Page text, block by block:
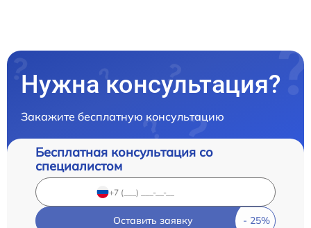
Нужна консультация?
Закажите бесплатную консультацию
Бесплатная консультация со
специалистом
Оставить заявку